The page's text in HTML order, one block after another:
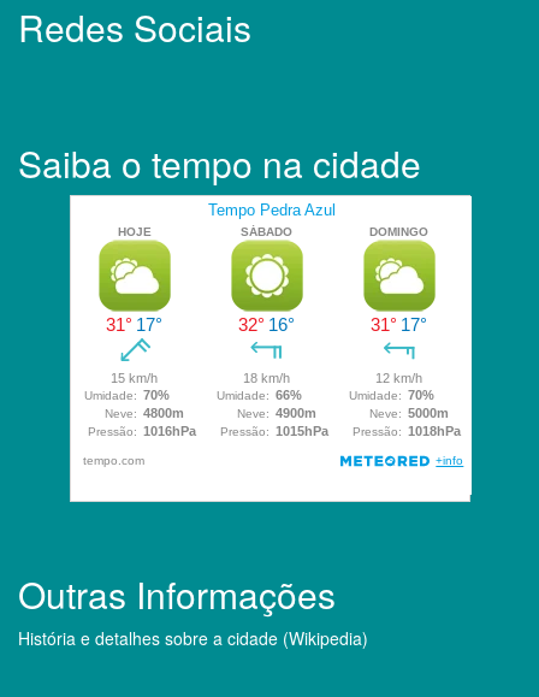
Redes Sociais
Saiba o tempo na cidade
Outras Informações
História e detalhes sobre a cidade (Wikipedia)